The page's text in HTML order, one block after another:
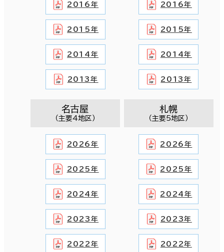
2016年
2015年
2014年
2013年
2016年
2015年
2014年
2013年
名古屋
（主要4地区）
2026年
2025年
2024年
2023年
2022年
札幌
（主要5地区）
2026年
2025年
2024年
2023年
2022年